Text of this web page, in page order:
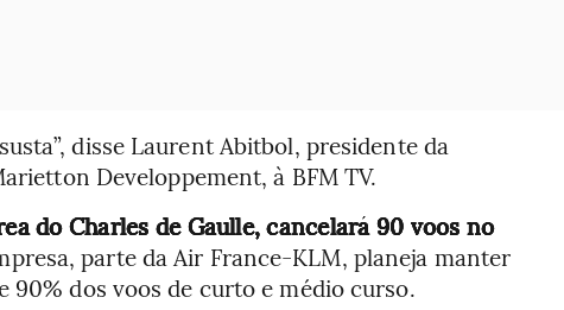
disse Laurent Abitbol, presidente da
Developpement, à BFM TV.
do Charles de Gaulle, cancelará 90 voos no
parte da Air France-KLM, planeja manter
90% dos voos de curto e médio curso.